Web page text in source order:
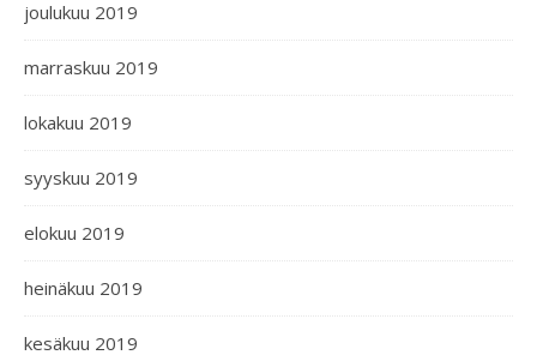
joulukuu 2019
marraskuu 2019
lokakuu 2019
syyskuu 2019
elokuu 2019
heinäkuu 2019
kesäkuu 2019